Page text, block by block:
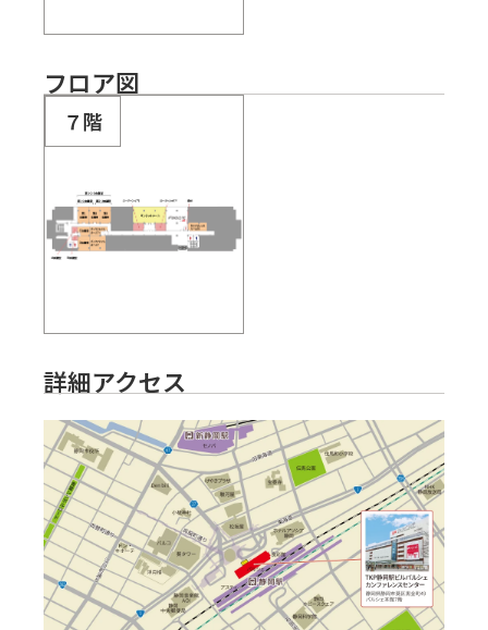
フロア図
７階
詳細アクセス